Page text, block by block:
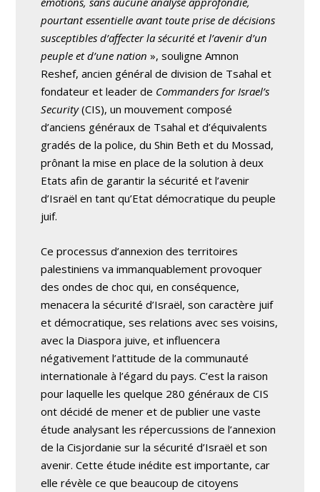
pourtant essentielle avant toute prise de décisions
susceptibles d’affecter la sécurité et l’avenir d’un
peuple et d’une nation », souligne Amnon
Reshef, ancien général de division de Tsahal et
fondateur et leader de Commanders for Israel’s
Security(CIS), un mouvement composé
d’anciens généraux de Tsahal et d’équivalents
gradés de la police, du Shin Beth et du Mossad,
prônant la mise en place de la solution à deux
Etats afin de garantir la sécurité et l’avenir
d’Israël en tant qu’Etat démocratique du peuple
juif.
Ce processus d’annexion des territoires
palestiniens va immanquablement provoquer
des ondes de choc qui, en conséquence,
menacera la sécurité d’Israël, son caractère juif
et démocratique, ses relations avec ses voisins,
avec la Diaspora juive, et influencera
négativement l’attitude de la communauté
internationale à l’égard du pays. C’est la raison
pour laquelle les quelque 280 généraux de CIS
ont décidé de mener et de publier une vaste
étude analysant les répercussions de l’annexion
de la Cisjordanie sur la sécurité d’Israël et son
avenir. Cette étude inédite est importante, car
elle révèle ce que beaucoup de citoyens